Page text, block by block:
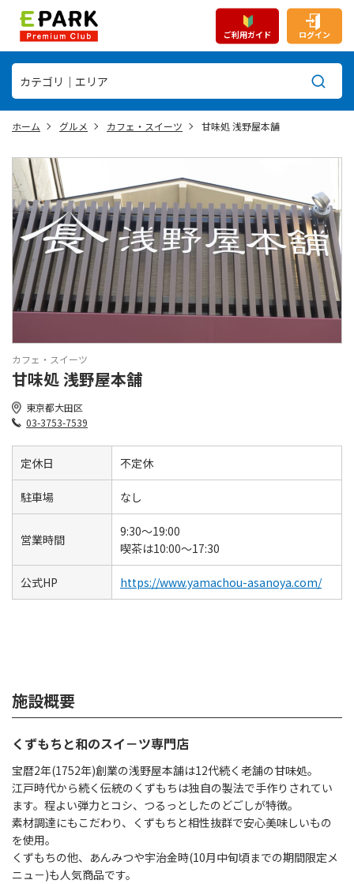
ご利用ガイド ログイン
ホーム グルメ カフェ・スイーツ 甘味処 浅野屋本舗
カフェ・スイーツ
甘味処 浅野屋本舗
東京都大田区
03-3753-7539
定休日 不定休
駐車場 なし
営業時間
9:30～19:00
喫茶は10:00～17:30
公式HP https://www.yamachou-asanoya.com/
施設概要
くずもちと和のスイ－ツ専門店
宝暦2年(1752年)創業の浅野屋本舗は12代続く老舗の甘味処。
江戸時代から続く伝統のくずもちは独自の製法で手作りされてい
ます。程よい弾力とコシ、つるっとしたのどごしが特徴。
素材調達にもこだわり、くずもちと相性抜群で安心美味しいもの
を使用。
くずもちの他、あんみつや宇治金時(10月中旬頃までの期間限定メ
ニュ－)も人気商品です。